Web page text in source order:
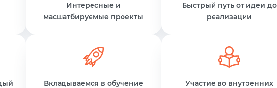
Интересные и
масшатбируемые проекты
Быстрый путь от идеи до
реализации
Вкладываемся в обучение
Участие во внутренних